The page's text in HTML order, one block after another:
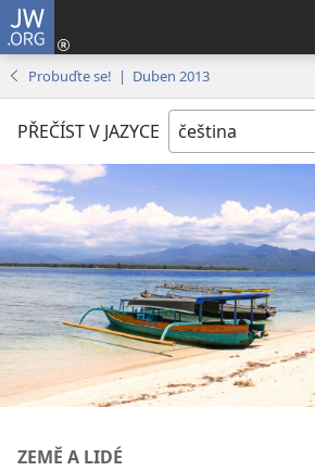
JW.ORG
Probuďte se! | Duben 2013
PŘEČÍST V JAZYCE
ZEMĚ A LIDÉ